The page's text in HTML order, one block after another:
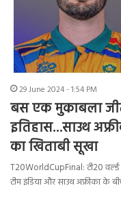
29 June 2024 - 1:54 PM
बस एक मुकाबला
इतिहास…साउथ
का खिताबी सूखा
T20WorldCupFinal: टी20
टीम इंडिया और साउथ अफ्रीका के